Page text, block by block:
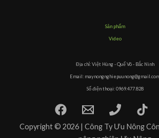
Sản phẩm
Video
Địa chỉ: Việt Hùng - Quế Võ - Bắc Ninh
Email:
Số điện thoại: 0969.477.828
Copyright © 2026 | Công Ty Ưu Nông